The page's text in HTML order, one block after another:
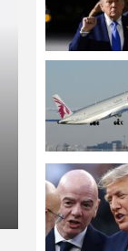
Le
Qatar
5 août 2026